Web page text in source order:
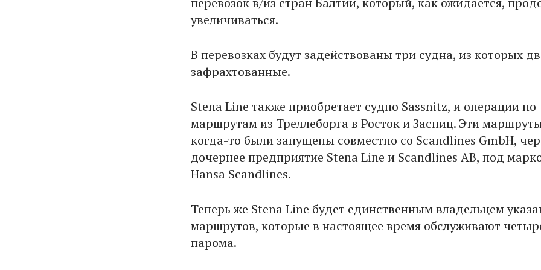
увеличиваться.
В перевозках будут задействованы три судна, из которых
зафрахтованные.
Stena Line также приобретает судно Sassnitz, и операции по
маршрутам из Треллеборга в Росток и Засниц. Эти
когда-то были запущены совместно со Scandlines GmbH,
дочернее предприятие Stena Line и Scandlines AB, под
Hansa Scandlines.
Теперь же Stena Line будет единственным владельцем
маршрутов, которые в настоящее время обслуживают
парома.